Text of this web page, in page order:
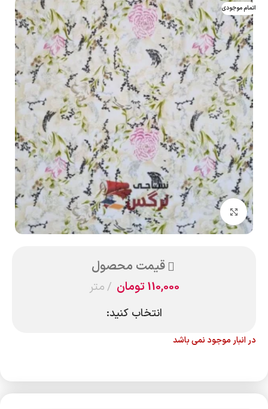
اتمام موجودی
بزرگنمایی تصویر
قیمت محصول
110,000تومان متر
انتخاب کنید:
در انبار موجود نمی باشد